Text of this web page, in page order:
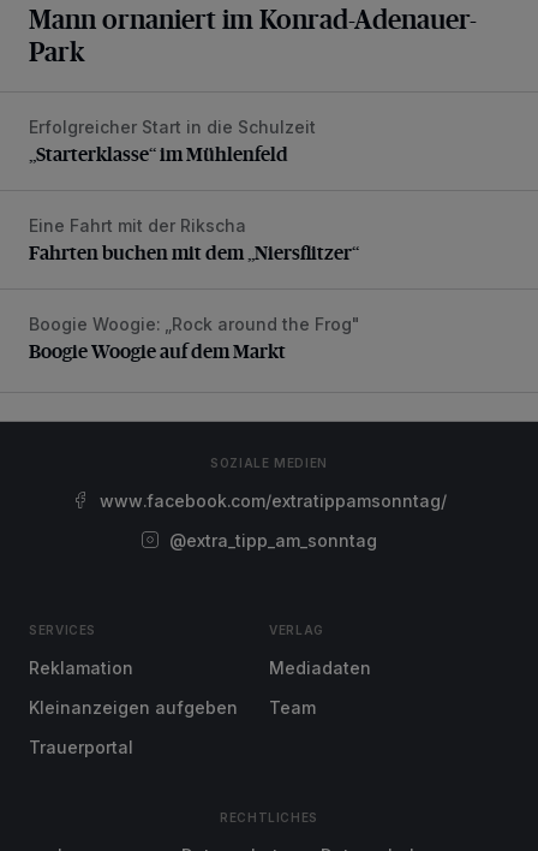
Mann ornaniert im Konrad-Adenauer-
Park
„Starterklasse“ im Mühlenfeld
Erfolgreicher Start in die Schulzeit
„Starterklasse“ im Mühlenfeld
Fahrten buchen mit dem „Niersflitzer“
Eine Fahrt mit der Rikscha
Fahrten buchen mit dem „Niersflitzer“
Boogie Woogie auf dem Markt
Boogie Woogie: „Rock around the Frog"
Boogie Woogie auf dem Markt
SOZIALE MEDIEN
www.facebook.com/extratippamsonntag/
@extra_tipp_am_sonntag
SERVICES
Reklamation
Kleinanzeigen aufgeben
Trauerportal
VERLAG
Mediadaten
Team
RECHTLICHES